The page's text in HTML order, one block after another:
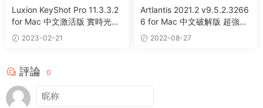
Luxion KeyShot Pro 11.3.3.2
for Mac 中文激活版 實時光線
追蹤渲染軟件
2023-02-21
Artlantis 2021.2 v9.5.2.3266
6 for Mac 中文破解版 超強建
築三維渲染器
2022-08-27
評論 0